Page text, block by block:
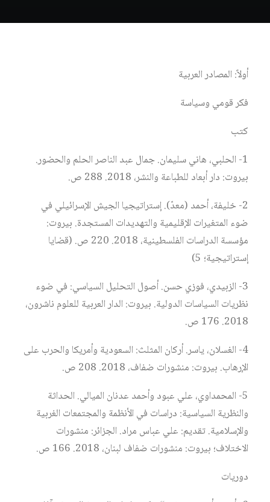
أولاً: المصادر العربية
فكر قومي وسياسة
كتب
1- الحلبي، هاني سليمان. جمال عبد الناصر الحلم والحضور.
بيروت: دار أبعاد للطباعة والنشر، 2018. 288 ص.
2- خليفة، أحمد (معدّ). إستراتيجيا الجيش الإسرائيلي في
ضوء المتغيرات الإقليمية والتهديدات المستجدة. بيروت:
مؤسسة الدراسات الفلسطينية، 2018. 220 ص. (قضايا
إستراتيجية؛ 5)
3- الزبيدي، فوزي حسن. أصول التحليل السياسي: في ضوء
نظريات السياسات الدولية. بيروت: الدار العربية للعلوم ناشرون،
2018. 176 ص.
4- الغسلان، ياسر. أركان المثلث: السعودية وأمريكا والحرب على
الإرهاب. بيروت: منشورات ضفاف، 2018. 208 ص.
5- المحمداوي، علي عبود وأحمد عدنان الميالي. الحداثة
والنظرية السياسية: دراسات في الأنظمة والمجتمعات الغربية
والإسلامية. تقديم: علي عباس مراد. الجزائر: منشورات
الاختلاف؛ بيروت: منشورات ضفاف لبنان، 2018. 166 ص.
دوريات